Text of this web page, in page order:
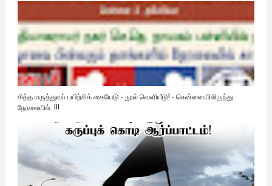
சித்த மருத்துவப் பயிற்சிக் கையேடு - நூல் வெளியீடு! - சென்னையிலிருந்து
நேரலையில்..!!!